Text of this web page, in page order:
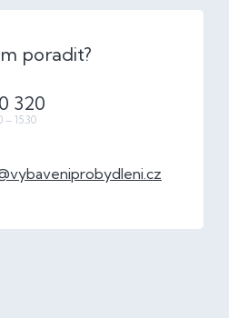
vybaveniprobydleni.cz
320